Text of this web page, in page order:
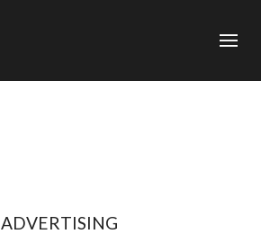
ADVERTISING